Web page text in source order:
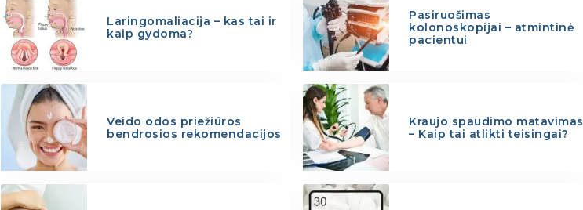
Laringomaliacija – kas tai ir
kaip gydoma?
Pasiruošimas
kolonoskopijai – atmintinė
pacientui
Veido odos priežiūros
bendrosios rekomendacijos
Kraujo spaudimo matavimas
– Kaip tai atlikti teisingai?